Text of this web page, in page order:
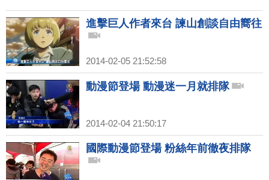
進擊巨人作者來台 諫山創談自由嚮往
2014-02-05 21:52:58
動漫節登場 動漫迷一月就排隊
2014-02-04 21:50:17
國際動漫節登場 粉絲年前徹夜排隊